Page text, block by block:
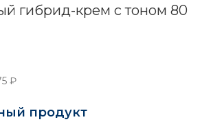
гибрид-крем c тоном 80
₽
продукт